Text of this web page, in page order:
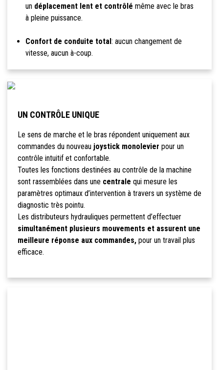
un déplacement lent et contrôlé même avec le bras
à pleine puissance.
Confort de conduite total : aucun changement de
vitesse, aucun à-coup.
UN CONTRÔLE UNIQUE
Le sens de marche et le bras répondent uniquement aux
commandes du nouveau joystick monolevier pour un
contrôle intuitif et confortable.
Toutes les fonctions destinées au contrôle de la machine
sont rassemblées dans une centrale qui mesure les
paramètres optimaux d’intervention à travers un système de
diagnostic très pointu.
Les distributeurs hydrauliques permettent d’effectuer
simultanément plusieurs mouvements et assurent une
meilleure réponse aux commandes,pour un travail plus
efficace.